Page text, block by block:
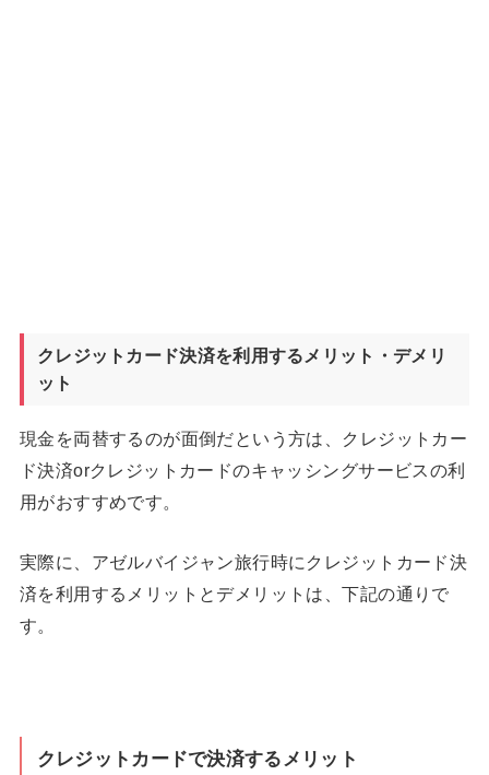
クレジットカード決済を利用するメリット・デメリ
ット
現金を両替するのが面倒だという方は、クレジットカー
ド決済orクレジットカードのキャッシングサービスの利
用がおすすめです。
実際に、アゼルバイジャン旅行時にクレジットカード決
済を利用するメリットとデメリットは、下記の通りで
す。
クレジットカードで決済するメリット